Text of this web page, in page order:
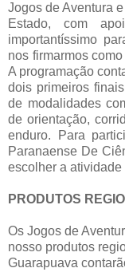
Jogos de Aventura
Estado, com
importantíssimo
nos firmarmos
A programação
dois primeiros
de modalidades
de orientação,
enduro. Para
Paranaense De
escolher a atividade
PRODUTOS
Os Jogos de
nosso produtos
Guarapuava